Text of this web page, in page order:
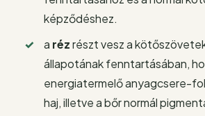
képződéshez.
a rézrészt vesz a
állapotának fenntartásában,
energiatermelő anyagcsere-
haj, illetve a bőr normál